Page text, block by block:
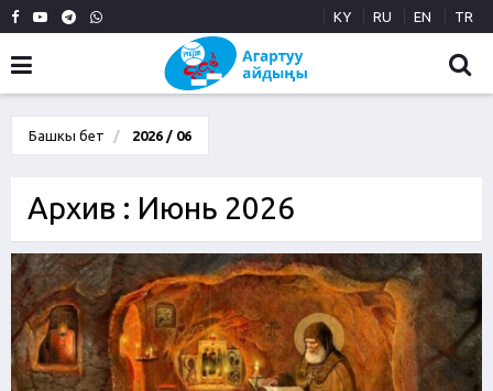
KY RU EN TR
Башкы бет 2026 / 06
Архив : Июнь 2026